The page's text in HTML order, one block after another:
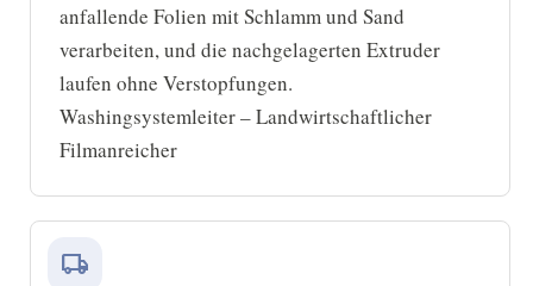
anfallende Folien mit Schlamm und Sand
verarbeiten, und die nachgelagerten Extruder
laufen ohne Verstopfungen.
Washingsystemleiter – Landwirtschaftlicher
Filmanreicher
local_shipping